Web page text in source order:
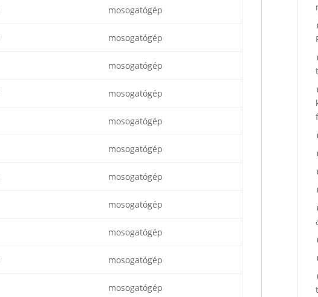
mosogatógép
mosogatógép
mosogatógép
mosogatógép
mosogatógép
mosogatógép
mosogatógép
mosogatógép
mosogatógép
mosogatógép
mosogatógép